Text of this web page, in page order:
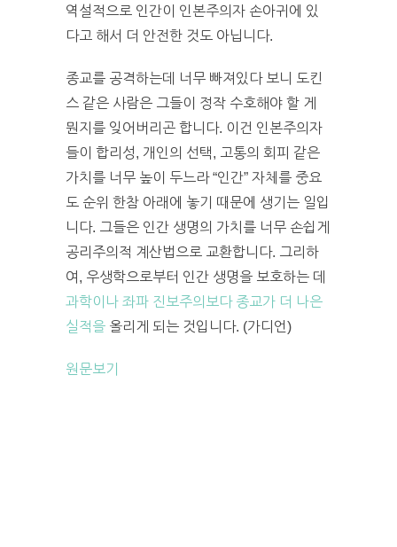
역설적으로 인간이 인본주의자 손아귀에 있
다고 해서 더 안전한 것도 아닙니다.
종교를 공격하는데 너무 빠져있다 보니 도킨
스 같은 사람은 그들이 정작 수호해야 할 게
뭔지를 잊어버리곤 합니다. 이건 인본주의자
들이 합리성, 개인의 선택, 고통의 회피 같은
가치를 너무 높이 두느라 “인간” 자체를 중요
도 순위 한참 아래에 놓기 때문에 생기는 일입
니다. 그들은 인간 생명의 가치를 너무 손쉽게
공리주의적 계산법으로 교환합니다. 그리하
여, 우생학으로부터 인간 생명을 보호하는 데
과학이나 좌파 진보주의보다 종교가 더 나은
실적을 올리게 되는 것입니다. (가디언)
원문보기